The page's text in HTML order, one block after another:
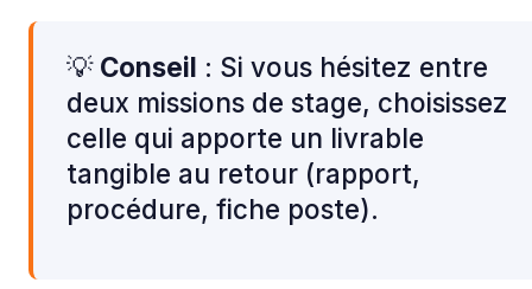
💡 Conseil : Si vous hésitez entre
deux missions de stage, choisissez
celle qui apporte un livrable
tangible au retour (rapport,
procédure, fiche poste).